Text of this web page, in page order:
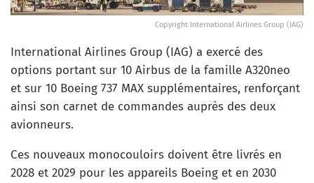
Copyright International Airlines Group (IAG)
International Airlines Group (IAG) a exercé des
options portant sur 10 Airbus de la famille A320neo
et sur 10 Boeing 737 MAX supplémentaires, renforçant
ainsi son carnet de commandes auprès des deux
avionneurs.
Ces nouveaux monocouloirs doivent être livrés en
2028 et 2029 pour les appareils Boeing et en 2030